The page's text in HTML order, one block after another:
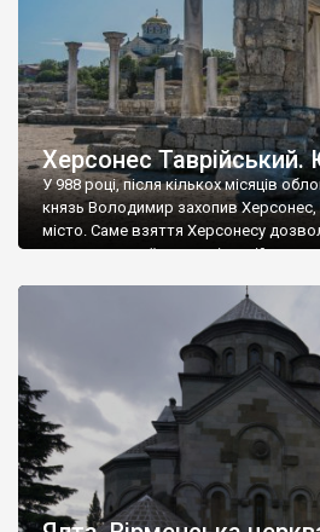
Херсонес
У 988 році, після кількох місяців
князь Володимир захопив Херсонес,
місто. Саме взяття Херсонесу
диктувати свої умови
Херсонесі Володимир-язичник, став
А потім було Хрещення Русі. На